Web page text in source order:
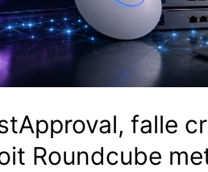
falle
Roundcube